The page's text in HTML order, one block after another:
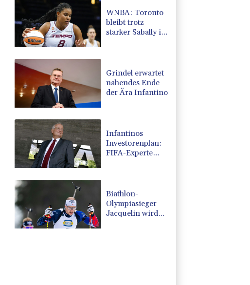
WNBA: Toronto
bleibt trotz
starker Sabally in
Grindel erwartet
nahendes Ende
der Ära Infantino
Infantinos
Investorenplan:
FIFA-Experte
Biathlon-
Olympiasieger
Jacquelin wird